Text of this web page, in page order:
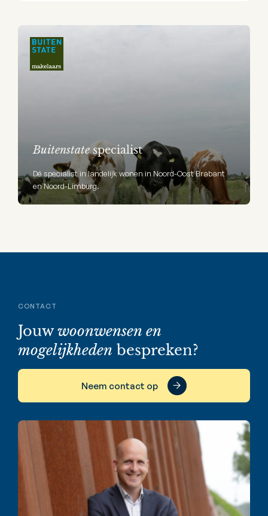
Buitenstatespecialist
Dé specialist in landelijk wonen in Noord-Oost Brabant
en Noord-Limburg.
CONTACT
Jouwwoonwensen en
mogelijkheden bespreken?
Neem contact op